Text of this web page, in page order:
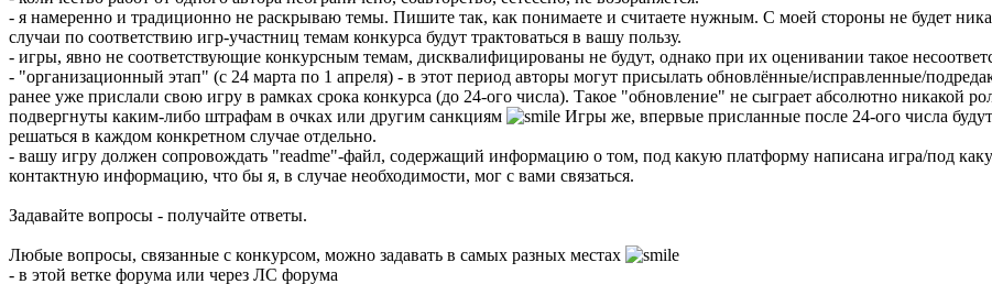
- я намеренно и традиционно не раскрываю темы. Пишите так, как понимаете и считаете нужным. С моей стороны не будет
случаи по соответствию игр-участниц темам конкурса будут трактоваться в вашу пользу.
- игры, явно не соответствующие конкурсным темам, дисквалифицированы не будут, однако при их оценивании такое
- "организационный этап" (с 24 марта по 1 апреля) - в этот период авторы могут присылать обновлённые/исправленные/
ранее уже прислали свою игру в рамках срока конкурса (до 24-ого числа). Такое "обновление" не сыграет абсолютно никакой
подвергнуты каким-либо штрафам в очках или другим санкциям
Игры же, впервые присланные после 24-ого числа
решаться в каждом конкретном случае отдельно.
- вашу игру должен сопровождать "readme"-файл, содержащий информацию о том, под какую платформу написана игра/под
контактную информацию, что бы я, в случае необходимости, мог с вами связаться.
Задавайте вопросы - получайте ответы.
Любые вопросы, связанные с конкурсом, можно задавать в самых разных местах
- в этой ветке форума или через ЛС форума